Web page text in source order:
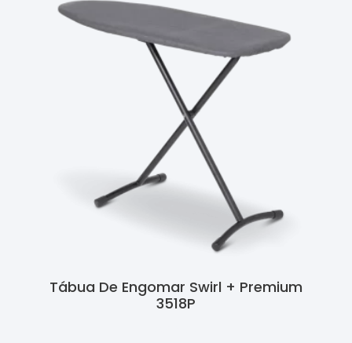
Tábua De Engomar Swirl + Premium
3518P